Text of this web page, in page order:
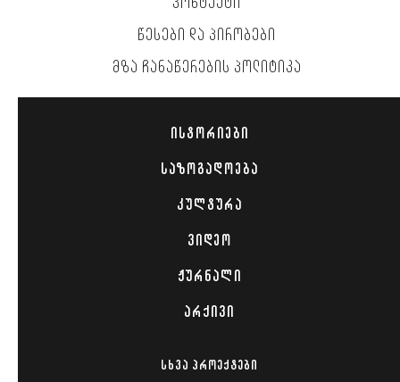
ᲙᲝᲜᲢᲐᲥᲢᲘ
ᲬᲔᲡᲔᲑᲘ ᲓᲐ ᲞᲘᲠᲝᲑᲔᲑᲘ
ᲛᲖᲐ ᲩᲐᲜᲐᲬᲔᲠᲔᲑᲘᲡ ᲞᲝᲚᲘᲢᲘᲙᲐ
ᲘᲡᲢᲝᲠᲘᲔᲑᲘ
ᲡᲐᲖᲝᲒᲐᲓᲝᲔᲑᲐ
ᲙᲣᲚᲢᲣᲠᲐ
ᲕᲘᲓᲔᲝ
ᲟᲣᲠᲜᲐᲚᲘ
ᲐᲠᲥᲘᲕᲘ
ᲡᲮᲕᲐ ᲞᲠᲝᲔᲥᲢᲔᲑᲘ